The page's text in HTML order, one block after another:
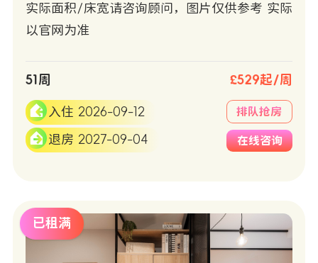
实际面积/床宽请咨询顾问，图片仅供参考 实际
以官网为准
51周 £529起/周
入住 2026-09-12
退房 2027-09-04
排队抢房
在线咨询
已租满